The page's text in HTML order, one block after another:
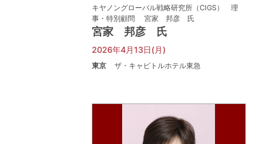
キヤノングローバル戦略研究所（CIGS） 理
事・特別顧問 宮家 邦彦 氏
宮家 邦彦 氏
2026年4月13日(月)
東京 ザ・キャピトルホテル東急